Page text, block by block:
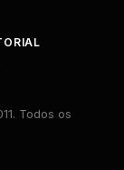
Todos os